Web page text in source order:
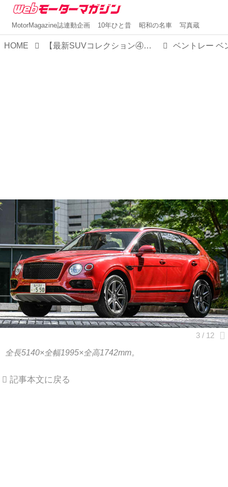
MotorMagazine誌連動企画 10年ひと昔 昭和の名車 写真蔵
HOME 【最新SUVコレクション④】新たな選択肢V8モデルの投入でさらに存在感を増した至高のSUVベントレー ベンテイガ ベントレー ベ
全長5140×全幅1995×全高1742mm。
記事本文に戻る